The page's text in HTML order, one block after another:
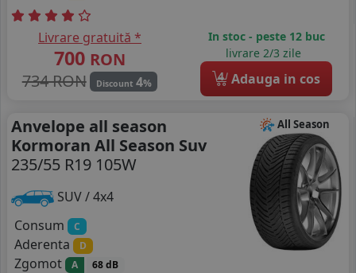
Livrare gratuită *
700 RON
734 RON
Discount 4%
In stoc - peste 12 buc
livrare 2/3 zile
4 Adauga in cos
All Season
Anvelope all season
Kormoran All Season Suv
235/55 R19 105W
SUV / 4x4
Consum
C
Aderenta D
Zgomot A 68 dB